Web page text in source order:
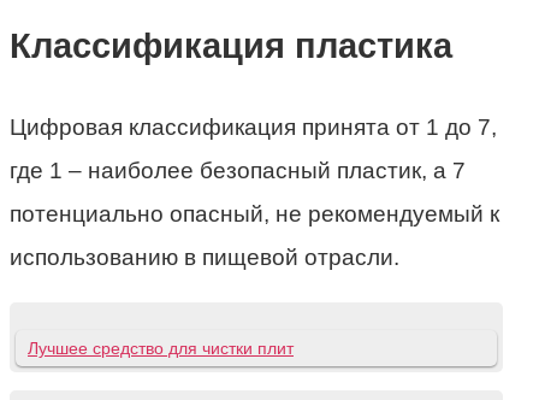
Классификация пластика
Цифровая классификация принята от 1 до 7,
где 1 – наиболее безопасный пластик, а 7
потенциально опасный, не рекомендуемый к
использованию в пищевой отрасли.
Лучшее средство для чистки плит